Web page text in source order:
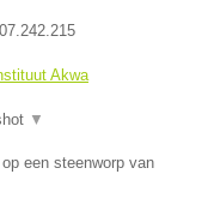
Akwa
▼
een steenworp van